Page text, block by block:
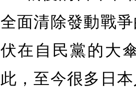
全面清除發動戰
伏在自民黨的大
此，至今很多日